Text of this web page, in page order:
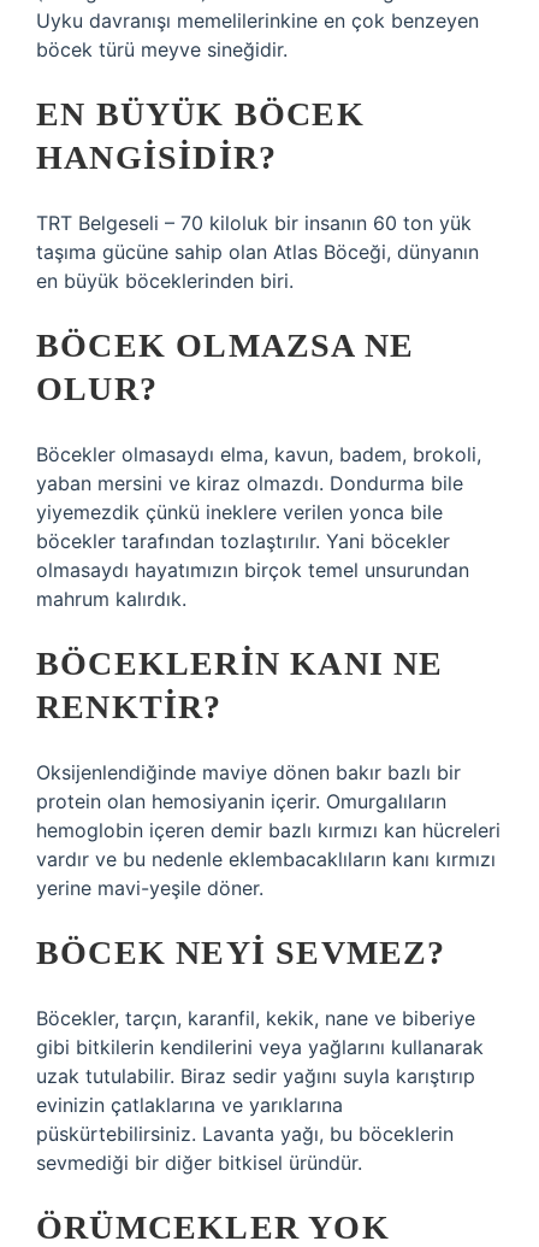
Uyku davranışı memelilerinkine en çok benzeyen
böcek türü meyve sineğidir.
EN BÜYÜK BÖCEK
HANGISIDIR?
TRT Belgeseli – 70 kiloluk bir insanın 60 ton yük
taşıma gücüne sahip olan Atlas Böceği, dünyanın
en büyük böceklerinden biri.
BÖCEK OLMAZSA NE
OLUR?
Böcekler olmasaydı elma, kavun, badem, brokoli,
yaban mersini ve kiraz olmazdı. Dondurma bile
yiyemezdik çünkü ineklere verilen yonca bile
böcekler tarafından tozlaştırılır. Yani böcekler
olmasaydı hayatımızın birçok temel unsurundan
mahrum kalırdık.
BÖCEKLERIN KANI NE
RENKTIR?
Oksijenlendiğinde maviye dönen bakır bazlı bir
protein olan hemosiyanin içerir. Omurgalıların
hemoglobin içeren demir bazlı kırmızı kan hücreleri
vardır ve bu nedenle eklembacaklıların kanı kırmızı
yerine mavi-yeşile döner.
BÖCEK NEYI SEVMEZ?
Böcekler, tarçın, karanfil, kekik, nane ve biberiye
gibi bitkilerin kendilerini veya yağlarını kullanarak
uzak tutulabilir. Biraz sedir yağını suyla karıştırıp
evinizin çatlaklarına ve yarıklarına
püskürtebilirsiniz. Lavanta yağı, bu böceklerin
sevmediği bir diğer bitkisel üründür.
ÖRÜMCEKLER YOK